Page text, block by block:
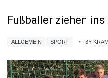
Fußballer ziehen
ALLGEMEIN SPORT BY